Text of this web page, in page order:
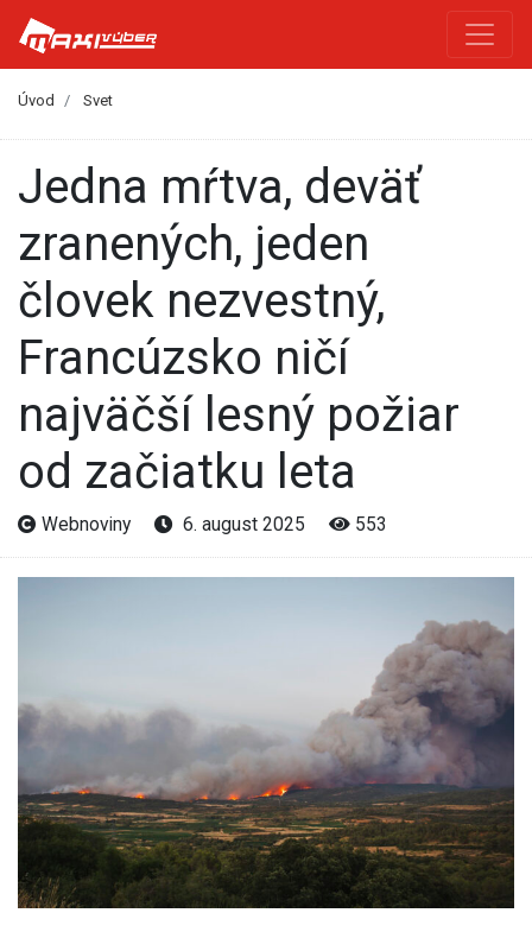
Úvod Svet
Jedna mŕtva, deväť
zranených, jeden
človek nezvestný,
Francúzsko ničí
najväčší lesný požiar
od začiatku leta
Webnoviny 6. august 2025 553